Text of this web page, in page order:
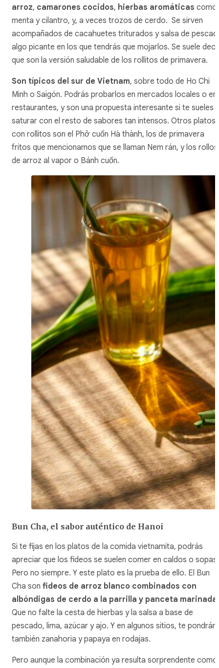
arroz, camarones cocidos, hierbas aromáticas como
menta y cilantro, y, a veces trozos de cerdo. Se sirven
acompañados de cacahuetes triturados y salsa de
algo picante en los que tendrás que mojarlos. Se suele
que son la versión saludable de los rollitos de primavera.
Son típicos del sur de Vietnam, sobre todo de Ho Chi
Minh o Saigón. Podrás probarlos en mercados locales o en
restaurantes, y son una propuesta interesante si te sueles
saturar con el resto de sabores tan intensos. Otros platos
con rollitos son el Phở cuốn Hà thành, los de primavera
fritos que mencionamos que se llaman Nem rán, y los rollos
de arroz al vapor o Bánh cuốn.
Bun Cha, el sabor auténtico de Hanoi
Si te fijas en los platos de la comida vietnamita, podrás
apreciar que los fideos se suelen comer en caldos o sopas.
Pero no siempre. Y este plato es la prueba de ello. El Bun
Cha son fideos de arroz blanco combinados con
albóndigas de cerdo a la parrilla y panceta marinada
Que no falte la cesta de hierbas y la salsa a base de
pescado, lima, azúcar y ajo. Y en algunos sitios, te pondrán
también zanahoria y papaya en rodajas.
Pero aunque la combinación ya resulta sorprendente como